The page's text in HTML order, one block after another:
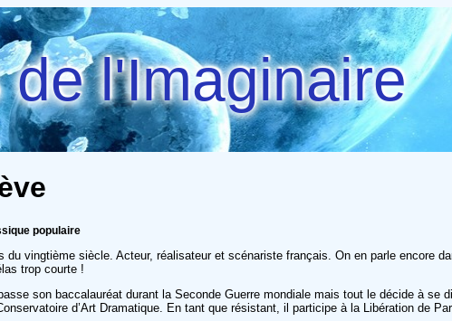
l'Imaginaire
populaire
vingtième siècle. Acteur, réalisateur et scénariste français. On en parle encore
trop courte !
son baccalauréat durant la Seconde Guerre mondiale mais tout le décide à se
d’Art Dramatique. En tant que résistant, il participe à la Libération de